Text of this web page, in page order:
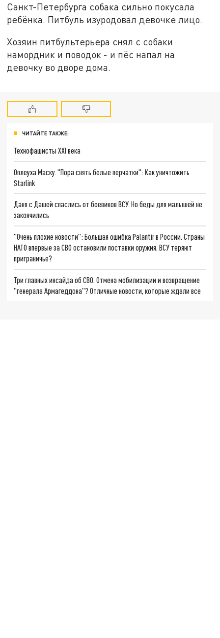
Санкт-Петербурга собака сильно покусала
ребёнка. Питбуль изуродовал девочке лицо.
Хозяин питбультерьера снял с собаки
намордник и поводок - и пёс напал на
девочку во дворе дома.
ЧИТАЙТЕ ТАКЖЕ:
Технофашисты XXI века
Оплеуха Маску. "Пора снять белые перчатки": Как уничтожить
Starlink
Даня с Дашей спаслись от боевиков ВСУ. Но беды для малышей не
закончились
"Очень плохие новости": Большая ошибка Palantir в России. Страны
НАТО впервые за СВО остановили поставки оружия. ВСУ теряют
приграничье?
Три главных инсайда об СВО. Отмена мобилизации и возвращение
"генерала Армагеддона"? Отличные новости, которые ждали все